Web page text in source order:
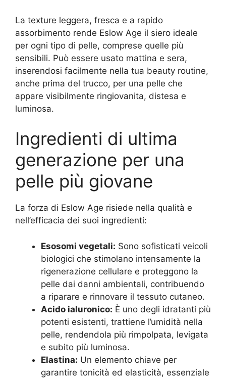
La texture leggera, fresca e a rapido
assorbimento rende Eslow Age il siero ideale
per ogni tipo di pelle, comprese quelle più
sensibili. Può essere usato mattina e sera,
inserendosi facilmente nella tua beauty routine,
anche prima del trucco, per una pelle che
appare visibilmente ringiovanita, distesa e
luminosa.
Ingredienti di ultima
generazione per una
pelle più giovane
La forza di Eslow Age risiede nella qualità e
nell’efficacia dei suoi ingredienti:
Esosomi vegetali: Sono sofisticati veicoli
biologici che stimolano intensamente la
rigenerazione cellulare e proteggono la
pelle dai danni ambientali, contribuendo
a riparare e rinnovare il tessuto cutaneo.
Acido ialuronico: È uno degli idratanti più
potenti esistenti, trattiene l’umidità nella
pelle, rendendola più rimpolpata, levigata
e subito più luminosa.
Elastina: Un elemento chiave per
garantire tonicità ed elasticità, essenziale